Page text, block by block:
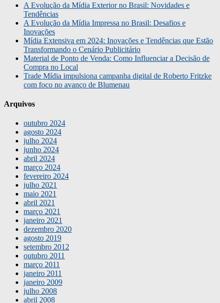
A Evolução da Mídia Exterior no Brasil: Novidades e
Tendências
A Evolução da Mídia Impressa no Brasil: Desafios e
Inovações
Mídia Extensiva em 2024: Inovações e Tendências que Estão
Transformando o Cenário Publicitário
Material de Ponto de Venda: Como Influenciar a Decisão de
Compra no Local
Trade Mídia impulsiona campanha digital de Roberto Fritzke
com foco no avanço de Blumenau
Arquivos
outubro 2024
agosto 2024
julho 2024
junho 2024
abril 2024
março 2024
fevereiro 2024
julho 2021
maio 2021
abril 2021
março 2021
janeiro 2021
dezembro 2020
agosto 2019
setembro 2012
outubro 2011
março 2011
janeiro 2011
janeiro 2009
julho 2008
abril 2008